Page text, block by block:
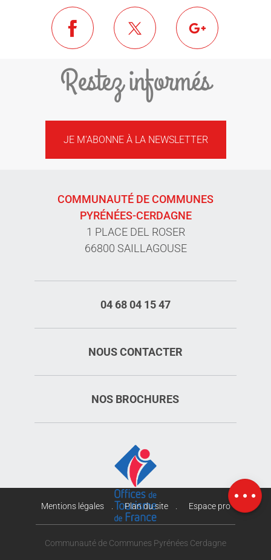
Carte
Restez informés
JE M'ABONNE À LA NEWSLETTER
COMMUNAUTÉ DE COMMUNES
PYRÉNÉES-CERDAGNE
1 PLACE DEL ROSER
66800 SAILLAGOUSE
04 68 04 15 47
NOUS CONTACTER
NOS BROCHURES
Mentions légales Plan du site Espace pro
Communauté de Communes Pyrénées Cerdagne